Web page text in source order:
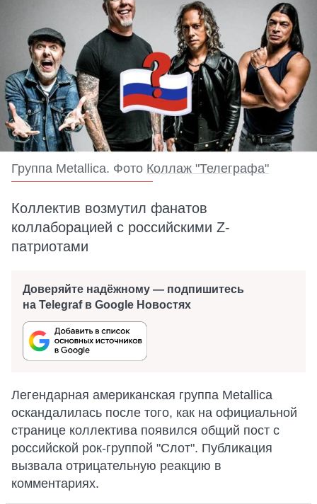
Группа Metallica. Фото Коллаж "Телеграфа"
Коллектив возмутил фанатов
коллаборацией с российскими Z-
патриотами
Доверяйте надёжному — подпишитесь
на Telegraf в Google Новостях
Легендарная американская группа Metallica
оскандалилась после того, как на официальной
странице коллектива появился общий пост с
российской рок-группой "Слот". Публикация
вызвала отрицательную реакцию в
комментариях.